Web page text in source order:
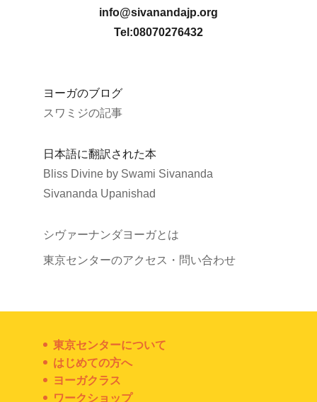
info@sivanandajp.org
Tel:08070276432
ヨーガのブログ
スワミジの記事
日本語に翻訳された本
Bliss Divine by Swami Sivananda
Sivananda Upanishad
シヴァーナンダヨーガとは
東京センターのアクセス・問い合わせ
東京センターについて
はじめての方へ
ヨーガクラス
ワークショップ